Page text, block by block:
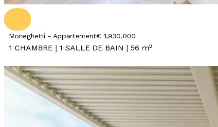
Moneghetti - Appartement€ 1,930,000
1 CHAMBRE | 1 SALLE DE BAIN | 56 m²